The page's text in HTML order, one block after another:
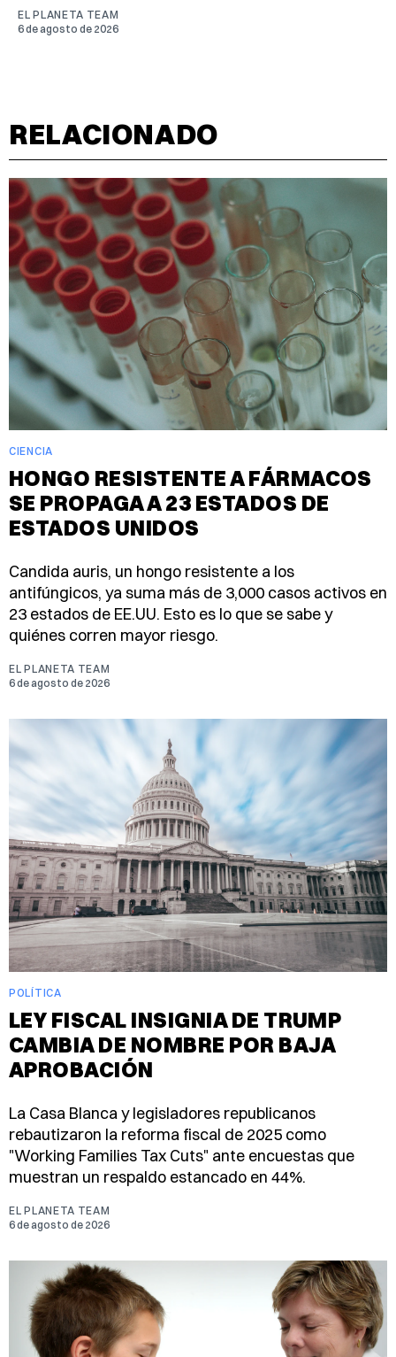
EL PLANETA TEAM
6 de agosto de 2026
RELACIONADO
CIENCIA
HONGO RESISTENTE A FÁRMACOS
SE PROPAGA A 23 ESTADOS DE
ESTADOS UNIDOS
Candida auris, un hongo resistente a los
antifúngicos, ya suma más de 3,000 casos activos en
23 estados de EE.UU. Esto es lo que se sabe y
quiénes corren mayor riesgo.
EL PLANETA TEAM
6 de agosto de 2026
POLÍTICA
LEY FISCAL INSIGNIA DE TRUMP
CAMBIA DE NOMBRE POR BAJA
APROBACIÓN
La Casa Blanca y legisladores republicanos
rebautizaron la reforma fiscal de 2025 como
"Working Families Tax Cuts" ante encuestas que
muestran un respaldo estancado en 44%.
EL PLANETA TEAM
6 de agosto de 2026